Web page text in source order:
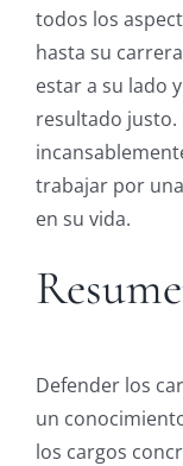
todos los
hasta su
estar a su lado
resultado justo.
trabajar por
en su vida.
Defender los
un
los cargos